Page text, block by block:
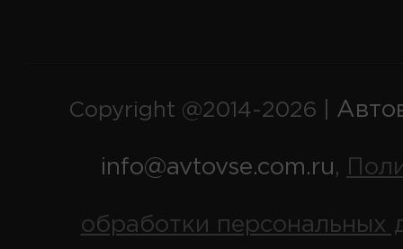
Copyright @2014-2026 |
info@avtovse.com.ru,
обработки персональных